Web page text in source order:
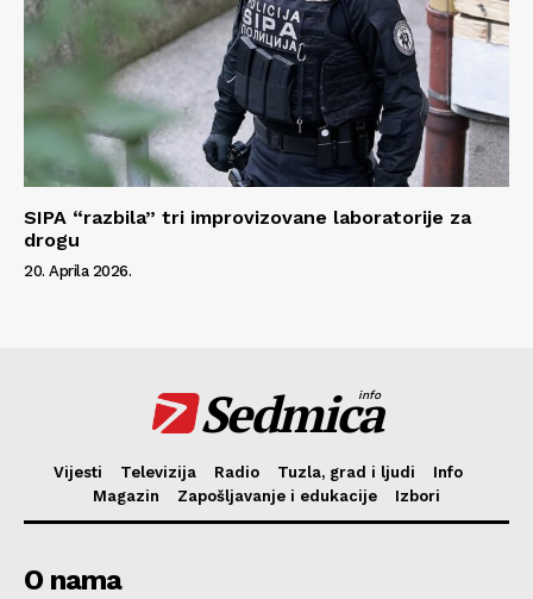
SIPA “razbila” tri improvizovane laboratorije za
drogu
20. Aprila 2026.
Sedmica
info
Vijesti Televizija Radio Tuzla, grad i ljudi
Info
Magazin
Zapošljavanje i edukacije Izbori
O nama